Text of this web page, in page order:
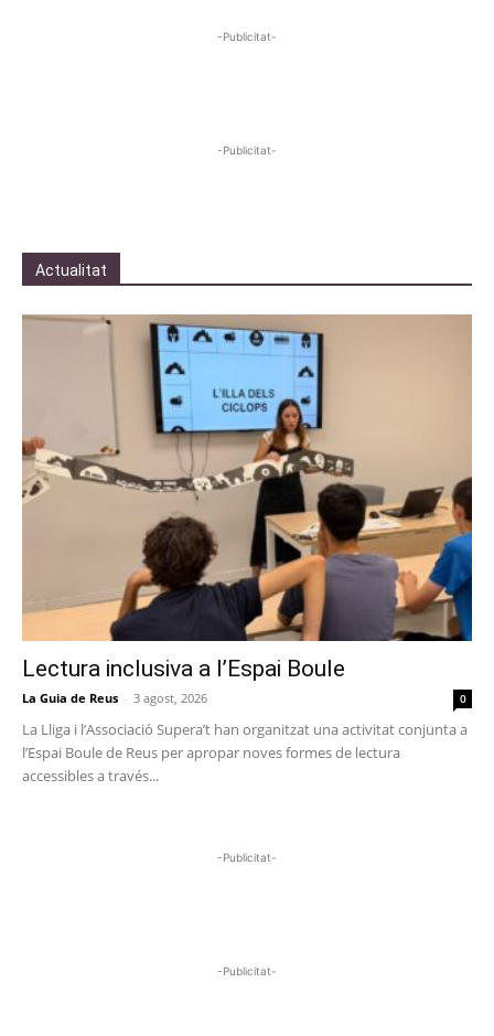
-Publicitat-
-Publicitat-
Actualitat
Lectura inclusiva a l’Espai Boule
La Guia de Reus - 3 agost, 2026 0
La Lliga i l’Associació Supera’t han organitzat una activitat conjunta a
l’Espai Boule de Reus per apropar noves formes de lectura
accessibles a través...
-Publicitat-
-Publicitat-